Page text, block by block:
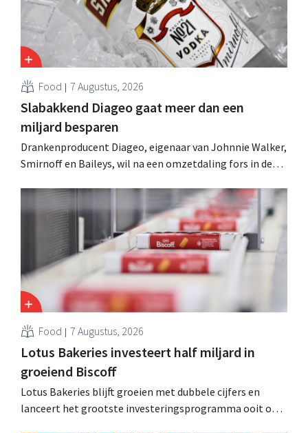
Food 7 Augustus, 2026
Slabakkend Diageo gaat meer dan een
miljard besparen
Drankenproducent Diageo, eigenaar van Johnnie Walker,
Smirnoff en Baileys, wil na een omzetdaling fors in de
andere Guiness en voorgemixte cocktails.
Food 7 Augustus, 2026
Lotus Bakeries investeert half miljard in
groeiend Biscoff
Lotus Bakeries blijft groeien met dubbele cijfers en
lanceert het grootste investeringsprogramma ooit om